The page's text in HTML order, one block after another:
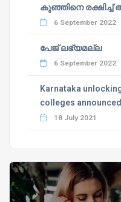
കുഞ്ഞിനെ രക്ഷിച്ച്
6 September 2022
പേജ് ലഭ്യമല്ല
6 September 2022
Karnataka
colleges announced
18 July 2021